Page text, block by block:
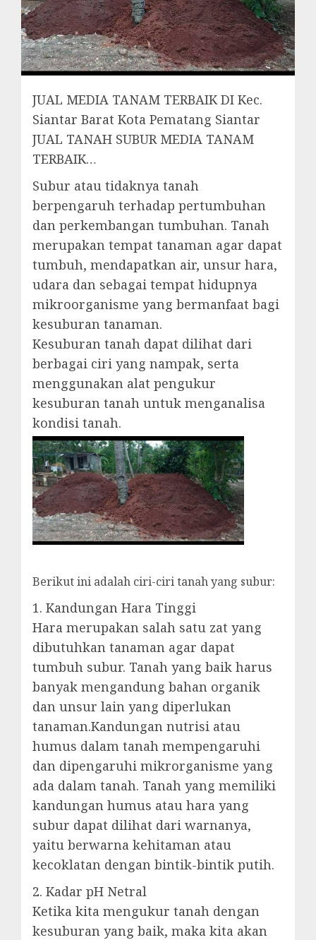
JUAL MEDIA TANAM TERBAIK DI Kec.
Siantar Barat Kota Pematang Siantar
JUAL TANAH SUBUR MEDIA TANAM
TERBAIK…
Subur atau tidaknya tanah
berpengaruh terhadap pertumbuhan
dan perkembangan tumbuhan. Tanah
merupakan tempat tanaman agar dapat
tumbuh, mendapatkan air, unsur hara,
udara dan sebagai tempat hidupnya
mikroorganisme yang bermanfaat bagi
kesuburan tanaman.
Kesuburan tanah dapat dilihat dari
berbagai ciri yang nampak, serta
menggunakan alat pengukur
kesuburan tanah untuk menganalisa
kondisi tanah.
Berikut ini adalah ciri-ciri tanah yang subur:
1. Kandungan Hara Tinggi
Hara merupakan salah satu zat yang
dibutuhkan tanaman agar dapat
tumbuh subur. Tanah yang baik harus
banyak mengandung bahan organik
dan unsur lain yang diperlukan
tanaman.Kandungan nutrisi atau
humus dalam tanah mempengaruhi
dan dipengaruhi mikrorganisme yang
ada dalam tanah. Tanah yang memiliki
kandungan humus atau hara yang
subur dapat dilihat dari warnanya,
yaitu berwarna kehitaman atau
kecoklatan dengan bintik-bintik putih.
2. Kadar pH Netral
Ketika kita mengukur tanah dengan
kesuburan yang baik, maka kita akan